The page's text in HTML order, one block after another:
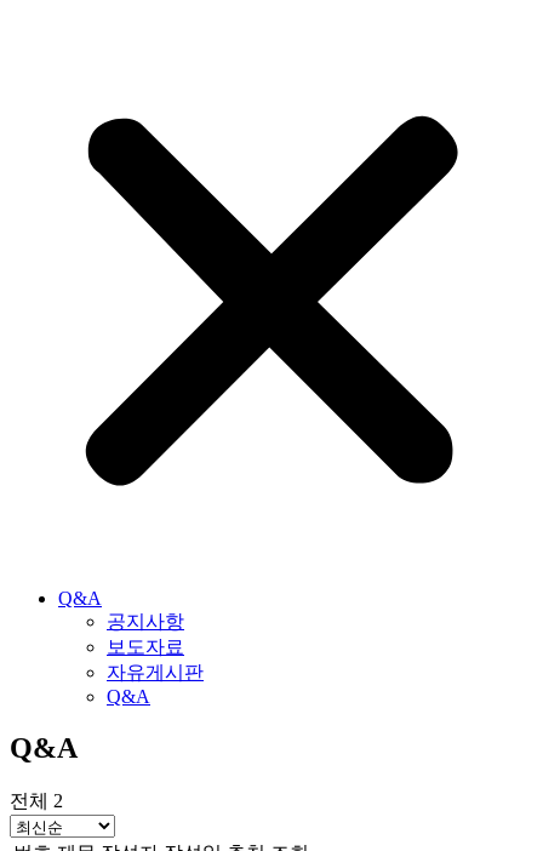
Q&A
공지사항
보도자료
자유게시판
Q&A
Q&A
전체 2